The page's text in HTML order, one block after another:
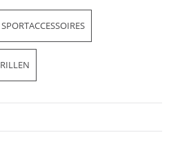
SPORTACCESSOIRES